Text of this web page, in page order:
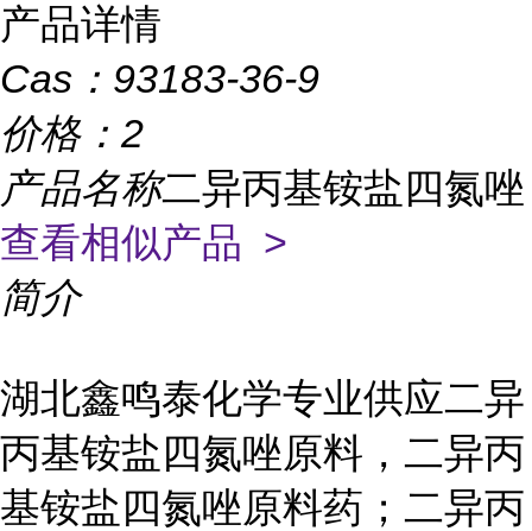
产品详情
Cas： 93183-36-9
价格： 2
产品名称二异丙基铵盐四氮唑
查看相似产品 >
简介
湖北鑫鸣泰化学专业供应二异
丙基铵盐四氮唑原料，二异丙
基铵盐四氮唑原料药；二异丙